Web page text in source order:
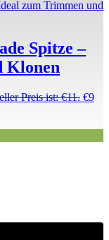
Spitze –
Klonen
Preis ist: €11. €9